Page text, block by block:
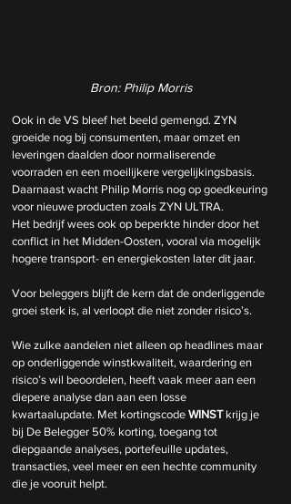
Bron: Philip Morris
Ook in de VS bleef het beeld gemengd. ZYN
groeide nog bij consumenten, maar omzet en
leveringen daalden door normaliserende
voorraden en een moeilijkere vergelijkingsbasis.
Daarnaast wacht Philip Morris nog op goedkeuring
voor nieuwe producten zoals ZYN ULTRA.
Het bedrijf wees ook op beperkte hinder door het
conflict in het Midden-Oosten, vooral via mogelijk
hogere transport- en energiekosten later dit jaar.
Voor beleggers blijft de kern dat de onderliggende
groei sterk is, al verloopt die niet zonder risico’s.
Wie zulke aandelen niet alleen op headlines maar
op onderliggende winstkwaliteit, waardering en
risico’s wil beoordelen, heeft vaak meer aan een
diepere analyse dan aan een losse
kwartaalupdate. Met kortingscode WINST krijg je
bij De Belegger 50% korting, toegang tot
diepgaande analyses, portefeuille updates,
transacties, veel meer en een hechte community
die je vooruit helpt.